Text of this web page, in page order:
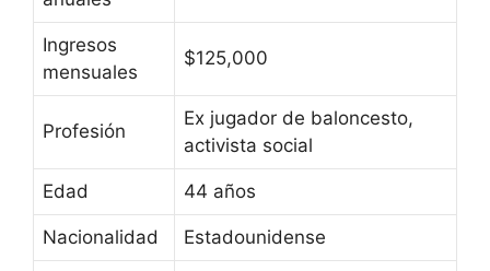
Ingresos
mensuales
$125,000
Profesión
Ex jugador de baloncesto,
activista social
Edad 44 años
Nacionalidad Estadounidense